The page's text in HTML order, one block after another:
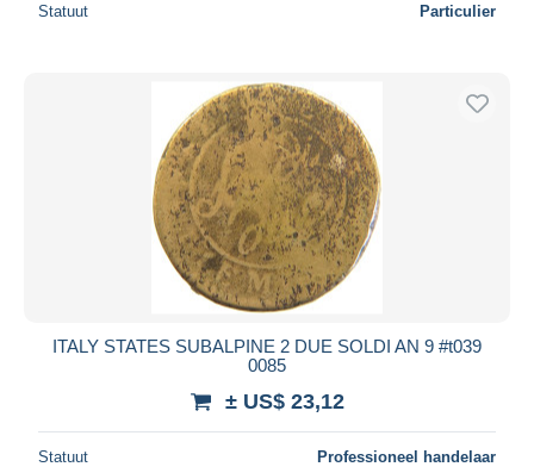
Statuut Particulier
ITALY STATES SUBALPINE 2 DUE SOLDI AN 9 #t039
0085
± US$ 23,12
Statuut Professioneel handelaar